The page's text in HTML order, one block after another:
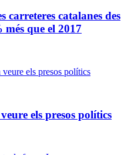
carreteres catalanes des
que el 2017
els presos polítics